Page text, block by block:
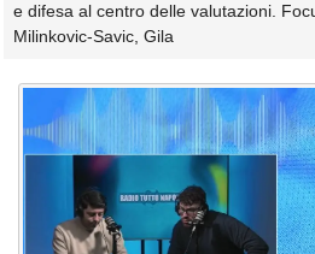
e difesa al centro delle valutazioni.
Milinkovic-Savic, Gila